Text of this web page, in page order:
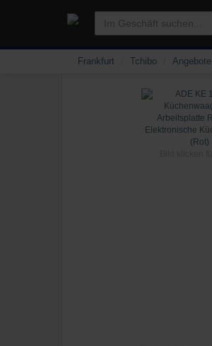
Frankfurt Tchibo Angebote